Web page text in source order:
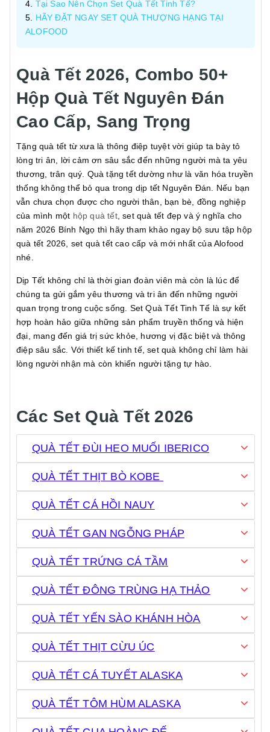
Tại Sao Nên Chọn Set Quà Tết Tinh Tế?
HÃY ĐẶT NGAY SET QUÀ THƯỢNG HẠNG TẠI
ALOFOOD
Quà Tết 2026, Combo 50+
Hộp Quà Tết Nguyên Đán
Cao Cấp, Sang Trọng
Tặng quà tết từ xưa là thông điệp tuyệt vời giúp ta bày tỏ
lòng tri ân, lời cảm ơn sâu sắc đến những người mà ta yêu
thương, trân quý. Quà tặng tết dường như là văn hóa truyền
thống không thể bỏ qua trong dịp tết Nguyên Đán. Nếu bạn
vẫn chưa chọn được cho người thân, bạn bè, đồng nghiệp
của mình một hộp quà tết, set quà tết đẹp và ý nghĩa cho
năm 2026 Bính Ngọ thì hãy tham khảo ngay bộ sưu tập hộp
quà tết 2026, set quà tết cao cấp và mới nhất của Alofood
nhé.
Dịp Tết không chỉ là thời gian đoàn viên mà còn là lúc để
chúng ta gửi gắm yêu thương và tri ân đến những người
quan trọng trong cuộc sống. Set Quà Tết Tinh Tế là sự kết
hợp hoàn hảo giữa những sản phẩm truyền thống và hiện
đại, mang đến giá trị sức khỏe, hương vị đặc biệt và thông
điệp sâu sắc. Với thiết kế tinh tế, set quà không chỉ làm hài
lòng người nhận mà còn khiến người tặng tự hào.
Các Set Quà Tết 2026
QUÀ TẾT ĐÙI HEO MUỐI IBERICO
QUÀ TẾT THỊT BÒ KOBE
QUÀ TẾT CÁ HỒI NAUY
QUÀ TẾT GAN NGỖNG PHÁP
QUÀ TẾT TRỨNG CÁ TẦM
QUÀ TẾT ĐÔNG TRÙNG HẠ THẢO
QUÀ TẾT YẾN SÀO KHÁNH HÒA
QUÀ TẾT THỊT CỪU ÚC
QUÀ TẾT CÁ TUYẾT ALASKA
QUÀ TẾT TÔM HÙM ALASKA